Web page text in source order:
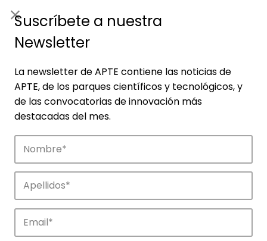
Empresas
Descubre las empresas que impulsan la
innovación en los parques de APTE.
Suscríbete a nuestra
Newsletter
La newsletter de APTE contiene las noticias de
APTE, de los parques científicos y tecnológicos, y
de las convocatorias de innovación más
destacadas del mes.